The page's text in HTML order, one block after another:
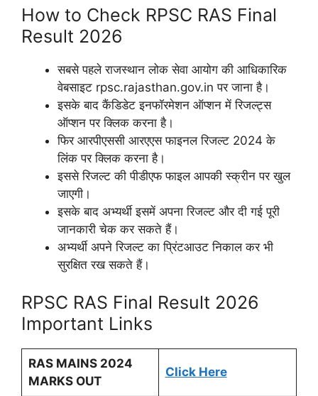
How to Check RPSC RAS Final
Result 2026
सबसे पहले राजस्थान लोक सेवा आयोग की आधिकारिक
वेबसाइट rpsc.rajasthan.gov.in पर जाना है।
इसके बाद कैंडिडेट इनफॉरमेशन ऑप्शन में रिजल्ट्स
ऑप्शन पर क्लिक करना है।
फिर आरपीएससी आरएएस फाइनल रिजल्ट 2024 के
लिंक पर क्लिक करना है।
इससे रिजल्ट की पीडीएफ फाइल आपकी स्क्रीन पर खुल
जाएगी।
इसके बाद अभ्यर्थी इसमें अपना रिजल्ट और दी गई पूरी
जानकारी चेक कर सकते हैं।
अभ्यर्थी अपने रिजल्ट का प्रिंटआउट निकाल कर भी
सुरक्षित रख सकते हैं।
RPSC RAS Final Result 2026
Important Links
RAS MAINS 2024
MARKS OUT
Click Here